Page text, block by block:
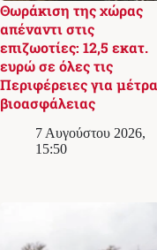
Θωράκιση της χώρας
απέναντι στις
επιζωοτίες: 12,5 εκατ.
ευρώ σε όλες τις
Περιφέρειες για μέτρα
βιοασφάλειας
7 Αυγούστου 2026,
15:50